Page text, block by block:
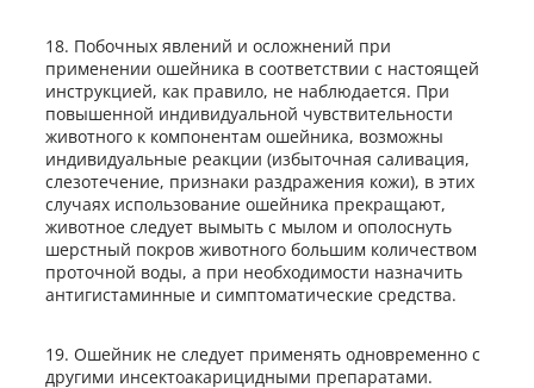
18. Побочных явлений и осложнений при
применении ошейника в соответствии с настоящей
инструкцией, как правило, не наблюдается. При
повышенной индивидуальной чувствительности
животного к компонентам ошейника, возможны
индивидуальные реакции (избыточная саливация,
слезотечение, признаки раздражения кожи), в этих
случаях использование ошейника прекращают,
животное следует вымыть с мылом и ополоснуть
шерстный покров животного большим количеством
проточной воды, а при необходимости назначить
антигистаминные и симптоматические средства.
19. Ошейник не следует применять одновременно с
другими инсектоакарицидными препаратами.